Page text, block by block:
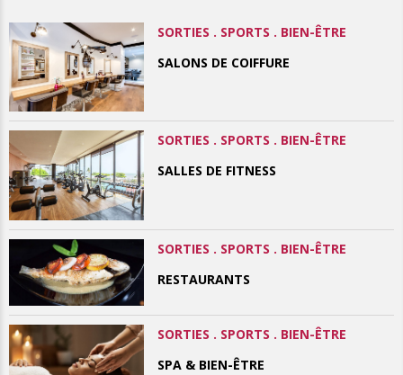
SORTIES . SPORTS . BIEN-ÊTRE
SALONS DE COIFFURE
SORTIES . SPORTS . BIEN-ÊTRE
SALLES DE FITNESS
SORTIES . SPORTS . BIEN-ÊTRE
RESTAURANTS
SORTIES . SPORTS . BIEN-ÊTRE
SPA & BIEN-ÊTRE